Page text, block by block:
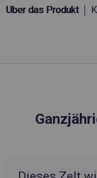
Über das Produkt